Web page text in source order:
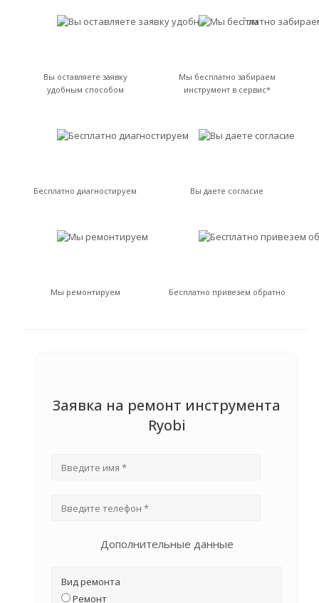
Вы оставляете заявку
удобным способом
Мы бесплатно забираем
инструмент в сервис*
Бесплатно диагностируем Вы даете согласие
Мы ремонтируем Бесплатно привезем обратно
Заявка на ремонт инструмента
Ryobi
Дополнительные данные
Вид ремонта
Ремонт